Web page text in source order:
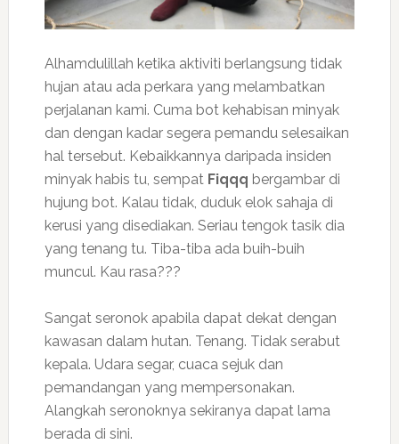
Alhamdulillah ketika aktiviti berlangsung tidak
hujan atau ada perkara yang melambatkan
perjalanan kami. Cuma bot kehabisan minyak
dan dengan kadar segera pemandu selesaikan
hal tersebut. Kebaikkannya daripada insiden
minyak habis tu, sempat Fiqqq bergambar di
hujung bot. Kalau tidak, duduk elok sahaja di
kerusi yang disediakan. Seriau tengok tasik dia
yang tenang tu. Tiba-tiba ada buih-buih
muncul. Kau rasa???
Sangat seronok apabila dapat dekat dengan
kawasan dalam hutan. Tenang. Tidak serabut
kepala. Udara segar, cuaca sejuk dan
pemandangan yang mempersonakan.
Alangkah seronoknya sekiranya dapat lama
berada di sini.